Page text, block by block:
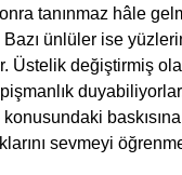
tanınmaz hâle
ünlüler ise
Üstelik değiştirmiş
sevmeyi